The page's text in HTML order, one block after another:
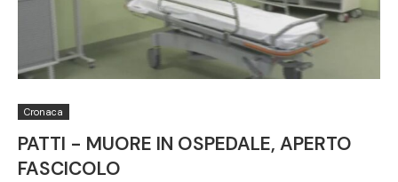
Cronaca
PATTI - MUORE IN OSPEDALE, APERTO
FASCICOLO